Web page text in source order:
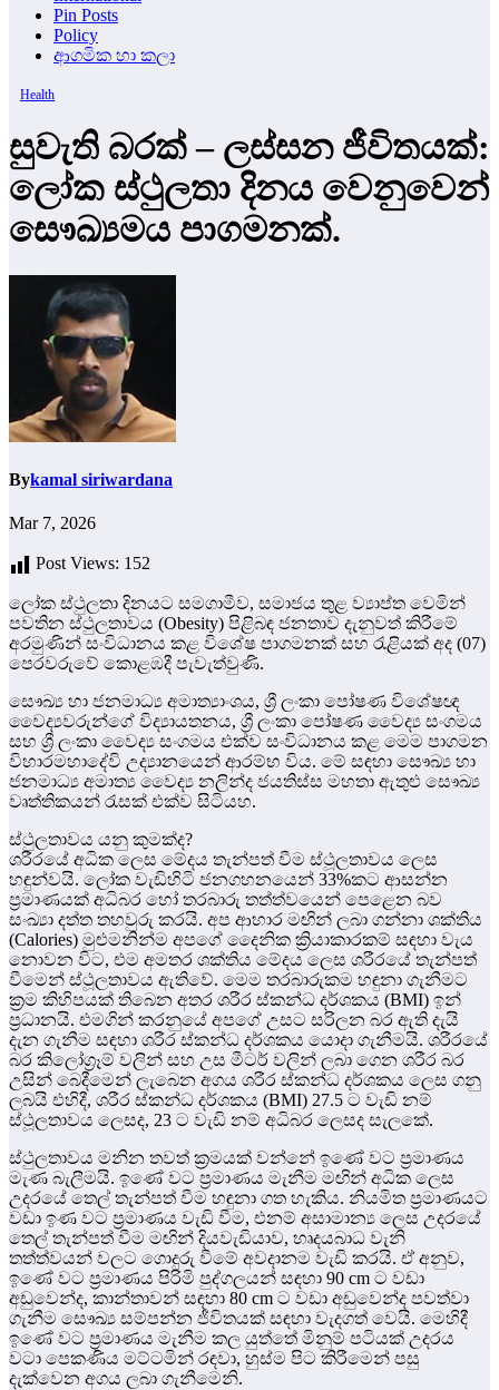
Pin Posts
Policy
ආගමික හා කලා
Health
සුවැති බරක් – ලස්සන ජීවිතයක්:
ලෝක ස්ථුලතා දිනය වෙනුවෙන්
සෞඛ්‍යමය පාගමනක්.
Bykamal siriwardana
Mar 7, 2026
Post Views: 152
ලෝක ස්ථුලතා දිනයට සමගාමීව, සමාජය තුළ ව්‍යාප්ත වෙමින්
පවතින ස්ථුලතාවය (Obesity) පිළිබඳ ජනතාව දැනුවත් කිරීමේ
අරමුණින් සංවිධානය කළ විශේෂ පාගමනක් සහ රැළියක් අද (07)
පෙරවරුවේ කොළඹදී පැවැත්වුණි.
සෞඛ්‍ය හා ජනමාධ්‍ය අමාත්‍යාංශය, ශ්‍රී ලංකා පෝෂණ විශේෂඥ
වෛද්‍යවරුන්ගේ විද්‍යායතනය, ශ්‍රී ලංකා පෝෂණ වෛද්‍ය සංගමය
සහ ශ්‍රී ලංකා වෛද්‍ය සංගමය එක්ව සංවිධානය කළ මෙම පාගමන
විහාරමහාදේවි උද්‍යානයෙන් ආරම්භ විය. මේ සඳහා සෞඛ්‍ය හා
ජනමාධ්‍ය අමාත්‍ය වෛද්‍ය නලින්ද ජයතිස්ස මහතා ඇතුළු සෞඛ්‍ය
වෘත්තිකයන් රැසක් එක්ව සිටියහ.
ස්ථුලතාවය යනු කුමක්ද?
ශරීරයේ අධික ලෙස මේදය තැන්පත් වීම ස්ථූලතාවය ලෙස
හඳුන්වයි. ලෝක වැඩිහිටි ජනගහනයෙන් 33%කට ආසන්න
ප්‍රමාණයක් අධිබර හෝ තරබාරු තත්ත්වයෙන් පෙළෙන බව
සංඛ්‍යා දත්ත තහවුරු කරයි. අප ආහාර මඟින් ලබා ගන්නා ශක්තිය
(Calories) මුළුමනින්ම අපගේ දෛනික ක්‍රියාකාරකම් සඳහා වැය
නොවන විට, එම අමතර ශක්තිය මේදය ලෙස ශරීරයේ තැන්පත්
වීමෙන් ස්ථූලතාවය ඇතිවේ. මෙම තරබාරුකම හඳුනා ගැනීමට
ක්‍රම කිහිපයක් තිබෙන අතර ශරීර ස්කන්ධ දර්ශකය (BMI) ඉන්
ප්‍රධානයි. එමගින් කරනුයේ අපගේ උසට සරිලන බර ඇති දැයි
දැන ගැනීම සඳහා ශරීර ස්කන්ධ දර්ශකය යොදා ගැනීමයි. ශරීරයේ
බර කිලෝග්‍රෑම් වලින් සහ උස මීටර් වලින් ලබා ගෙන ශරීර බර
උසින් බෙදීමෙන් ලැබෙන අගය ශරීර ස්කන්ධ දර්ශකය ලෙස ගනු
ලබයි එහිදී, ශරීර ස්කන්ධ දර්ශකය (BMI) 27.5 ට වැඩි නම්
ස්ථූලතාවය ලෙසද, 23 ට වැඩි නම් අධිබර ලෙසද සැලකේ.
ස්ථුලතාවය මනින තවත් ක්‍රමයක් වන්නේ ඉණේ වට ප්‍රමාණය
මැණ බැලීමයි. ඉණේ වට ප්‍රමාණය මැනීම මඟින් අධික ලෙස
උදරයේ තෙල් තැන්පත් වීම හඳුනා ගත හැකිය. නියමිත ප්‍රමාණයට
වඩා ඉණ වට ප්‍රමාණය වැඩි වීම, එනම් අසාමාන්‍ය ලෙස උදරයේ
තෙල් තැන්පත් වීම මඟින් දියවැඩියාව, හෘදයබාධ වැනි
තත්ත්වයන් වලට ගොදුරු වීමේ අවදානම වැඩි කරයි. ඒ අනුව,
ඉණේ වට ප්‍රමාණය පිරිමි පුද්ගලයන් සඳහා 90 cm ට වඩා
අඩුවෙන්ද, කාන්තාවන් සඳහා 80 cm ට වඩා අඩුවෙන්ද පවත්වා
ගැනීම සෞඛ්‍ය සම්පන්න ජීවිතයක් සඳහා වැදගත් වෙයි. මෙහිදී
ඉණේ වට ප්‍රමාණය මැනීම කල යුත්තේ මිනුම් පටියක් උදරය
වටා පෙකණිය මට්ටමින් රඳවා, හුස්ම පිට කිරීමෙන් පසු
දැක්වෙන අගය ලබා ගැනීමෙනි.